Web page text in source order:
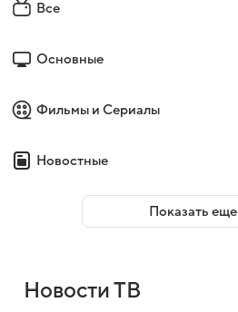
Все
Основные
Фильмы и Сериалы
Новостные
Показать еще
Новости ТВ